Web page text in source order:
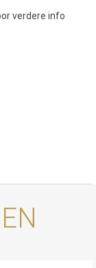
verdere info